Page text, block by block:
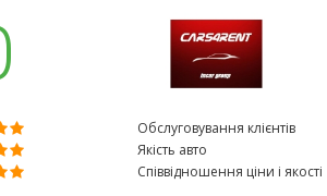
Обслуговування клієнтів
Якість авто
Співвідношення ціни і якості